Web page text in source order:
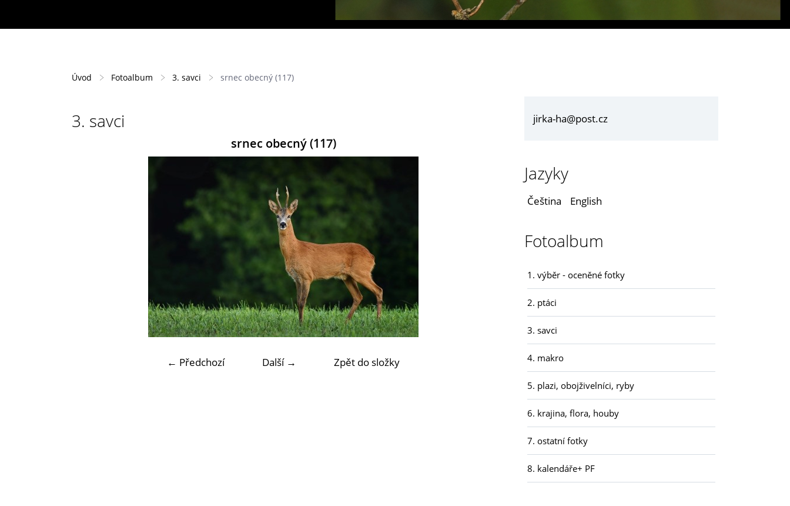
Úvod Fotoalbum 3. savci srnec obecný (117)
3. savci
srnec obecný (117)
← Předchozí Další → Zpět do složky
jirka-ha@post.cz
Jazyky
Čeština English
Fotoalbum
1. výběr - oceněné fotky
2. ptáci
3. savci
4. makro
5. plazi, obojživelníci, ryby
6. krajina, flora, houby
7. ostatní fotky
8. kalendáře+ PF